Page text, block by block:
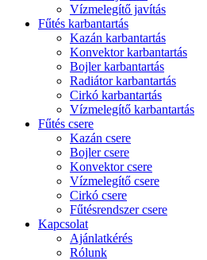
Vízmelegítő javítás
Fűtés karbantartás
Kazán karbantartás
Konvektor karbantartás
Bojler karbantartás
Radiátor karbantartás
Cirkó karbantartás
Vízmelegítő karbantartás
Fűtés csere
Kazán csere
Bojler csere
Konvektor csere
Vízmelegítő csere
Cirkó csere
Fűtésrendszer csere
Kapcsolat
Ajánlatkérés
Rólunk